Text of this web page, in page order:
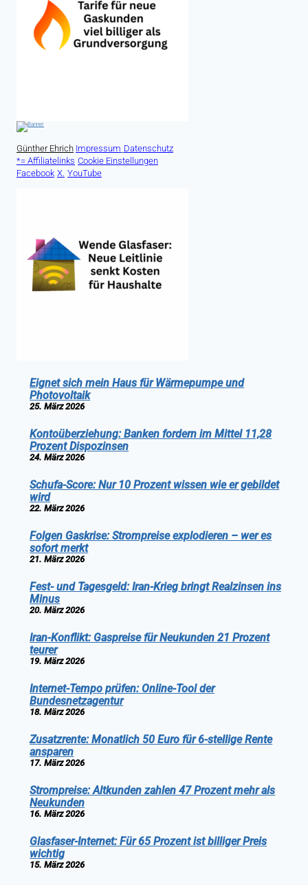
Günther Ehrich Impressum Datenschutz
*= Affiliatelinks Cookie Einstellungen
Facebook X. YouTube
Eignet sich mein Haus für Wärmepumpe und
Photovoltaik
25. März 2026
Kontoüberziehung: Banken fordern im Mittel 11,28
Prozent Dispozinsen
24. März 2026
Schufa-Score: Nur 10 Prozent wissen wie er gebildet
wird
22. März 2026
Folgen Gaskrise: Strompreise explodieren – wer es
sofort merkt
21. März 2026
Fest- und Tagesgeld: Iran-Krieg bringt Realzinsen ins
Minus
20. März 2026
Iran-Konflikt: Gaspreise für Neukunden 21 Prozent
teurer
19. März 2026
Internet-Tempo prüfen: Online-Tool der
Bundesnetzagentur
18. März 2026
Zusatzrente: Monatlich 50 Euro für 6-stellige Rente
ansparen
17. März 2026
Strompreise: Altkunden zahlen 47 Prozent mehr als
Neukunden
16. März 2026
Glasfaser-Internet: Für 65 Prozent ist billiger Preis
wichtig
15. März 2026